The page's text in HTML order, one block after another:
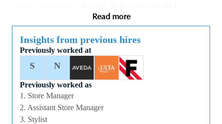
carrera progresiva dentro de la industria de la
belleza, este podría ser el papel perfecto para ti y el
prestigio.
Con una cultura que valora la diversidad de
pensamiento y personas, ofrecemos oportunidades
profesionales, formación y desarrollo sobresalientes
y un paquete competitivo de remuneración y
beneficios.
Read more
Insights from previous hires
Previously worked at
S N
Previously worked as
1. Store Manager
2. Assistant Store Manager
3. Stylist